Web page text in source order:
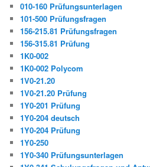
010-160 Prüfungsunterlagen
101-500 Prüfungsfragen
156-215.81 Prüfungsfragen
156-315.81 Prüfung
1K0-002
1K0-002 Polycom
1V0-21.20
1V0-21.20 Prüfung
1Y0-201 Prüfung
1Y0-204 deutsch
1Y0-204 Prüfung
1Y0-250
1Y0-340 Prüfungsunterlagen